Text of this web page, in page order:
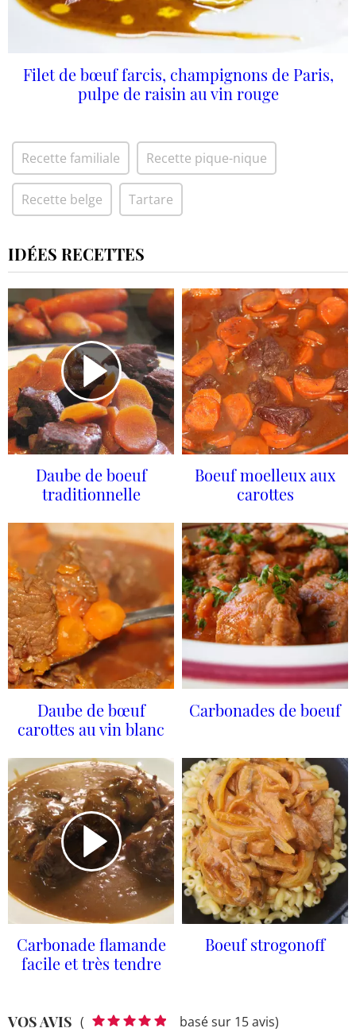
Filet de bœuf farcis, champignons de Paris,
pulpe de raisin au vin rouge
Recette familiale Recette pique-nique
Recette belge Tartare
IDÉES RECETTES
Daube de boeuf
traditionnelle
Boeuf moelleux aux
carottes
Daube de bœuf
carottes au vin blanc
Carbonades de boeuf
Carbonade flamande
facile et très tendre
Boeuf strogonoff
VOS AVIS ( basé sur 15 avis)